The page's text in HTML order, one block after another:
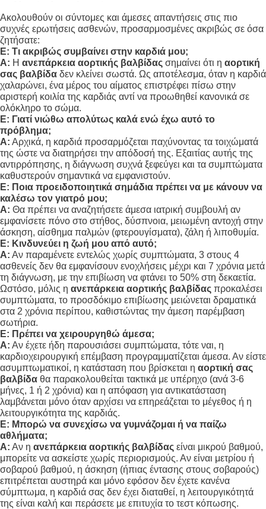
Ακολουθούν οι σύντομες και άμεσες απαντήσεις στις πιο
συχνές ερωτήσεις ασθενών, προσαρμοσμένες ακριβώς σε όσα
ζητήσατε:
Ε: Τι ακριβώς συμβαίνει στην καρδιά μου;
Α: Η ανεπάρκεια αορτικής βαλβίδας σημαίνει ότι η αορτική
σας βαλβίδα δεν κλείνει σωστά. Ως αποτέλεσμα, όταν η καρδιά
χαλαρώνει, ένα μέρος του αίματος επιστρέφει πίσω στην
αριστερή κοιλία της καρδιάς αντί να προωθηθεί κανονικά σε
ολόκληρο το σώμα.
Ε: Γιατί νιώθω απολύτως καλά ενώ έχω αυτό το
πρόβλημα;
Α: Αρχικά, η καρδιά προσαρμόζεται παχύνοντας τα τοιχώματά
της ώστε να διατηρήσει την απόδοσή της. Εξαιτίας αυτής της
αντιρρόπησης, η διάγνωση συχνά ξεφεύγει και τα συμπτώματα
καθυστερούν σημαντικά να εμφανιστούν.
Ε: Ποια προειδοποιητικά σημάδια πρέπει να με κάνουν να
καλέσω τον γιατρό μου;
Α: Θα πρέπει να αναζητήσετε άμεσα ιατρική συμβουλή αν
εμφανίσετε πόνο στο στήθος, δύσπνοια, μειωμένη αντοχή στην
άσκηση, αίσθημα παλμών (φτερουγίσματα), ζάλη ή λιποθυμία.
Ε: Κινδυνεύει η ζωή μου από αυτό;
Α: Αν παραμένετε εντελώς χωρίς συμπτώματα, 3 στους 4
ασθενείς δεν θα εμφανίσουν ενοχλήσεις μέχρι και 7 χρόνια μετά
τη διάγνωση, με την επιβίωση να φτάνει το 50% στη δεκαετία.
Ωστόσο, μόλις η ανεπάρκεια αορτικής βαλβίδας προκαλέσει
συμπτώματα, το προσδόκιμο επιβίωσης μειώνεται δραματικά
στα 2 χρόνια περίπου, καθιστώντας την άμεση παρέμβαση
σωτήρια.
Ε: Πρέπει να χειρουργηθώ άμεσα;
Α: Αν έχετε ήδη παρουσιάσει συμπτώματα, τότε ναι, η
καρδιοχειρουργική επέμβαση προγραμματίζεται άμεσα. Αν είστε
ασυμπτωματικοί, η κατάσταση που βρίσκεται η αορτική σας
βαλβίδα θα παρακολουθείται τακτικά με υπέρηχο (ανά 3-6
μήνες, 1 ή 2 χρόνια) και η απόφαση για αντικατάσταση
λαμβάνεται μόνο όταν αρχίσει να επηρεάζεται το μέγεθος ή η
λειτουργικότητα της καρδιάς.
Ε: Μπορώ να συνεχίσω να γυμνάζομαι ή να παίζω
αθλήματα;
Α: Αν η ανεπάρκεια αορτικής βαλβίδας είναι μικρού βαθμού,
μπορείτε να ασκείστε χωρίς περιορισμούς. Αν είναι μετρίου ή
σοβαρού βαθμού, η άσκηση (ήπιας έντασης στους σοβαρούς)
επιτρέπεται αυστηρά και μόνο εφόσον δεν έχετε κανένα
σύμπτωμα, η καρδιά σας δεν έχει διαταθεί, η λειτουργικότητά
της είναι καλή και περάσετε με επιτυχία το τεστ κόπωσης.